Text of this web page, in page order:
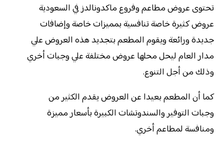
تحتوى عروض مطاعم وفروع ماكدونالدز في السعودية
عروض كثيرة خاصة تنافسية بمميزات خاصة وإضافات
جديدة ورائعة ويقوم المطعم بتجديد هذه العروض علي
مدار العام ليحل محلها عروض مختلفة علي وجبات أخري
وذلك من أجل التنوع.
كما أن المطعم بعيدا عن العروض يقدم الكثير من
وجبات التوفير والسندوتشات الكبيرة بأسعار مميزة
ومنافسة لمطاعم أخري.